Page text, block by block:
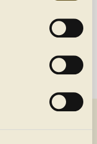
newsletter